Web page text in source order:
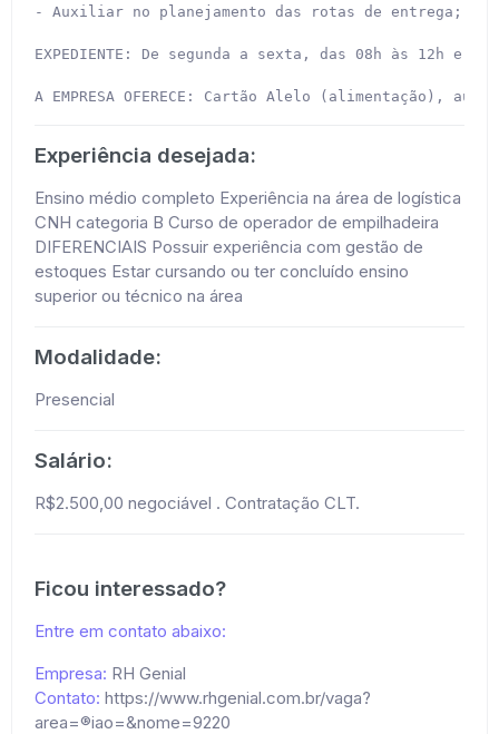
- Auxiliar no planejamento das rotas de entrega;
EXPEDIENTE: De segunda a sexta, das 08h às 12h e
A EMPRESA OFERECE: Cartão Alelo (alimentação),
Experiência desejada:
Ensino médio completo Experiência na área de logística
CNH categoria B Curso de operador de empilhadeira
DIFERENCIAIS Possuir experiência com gestão de
estoques Estar cursando ou ter concluído ensino
superior ou técnico na área
Modalidade:
Presencial
Salário:
R$2.500,00 negociável . Contratação CLT.
Ficou interessado?
Entre em contato abaixo:
Empresa: RH Genial
Contato: https://www.rhgenial.com.br/vaga?
area=®iao=&nome=9220